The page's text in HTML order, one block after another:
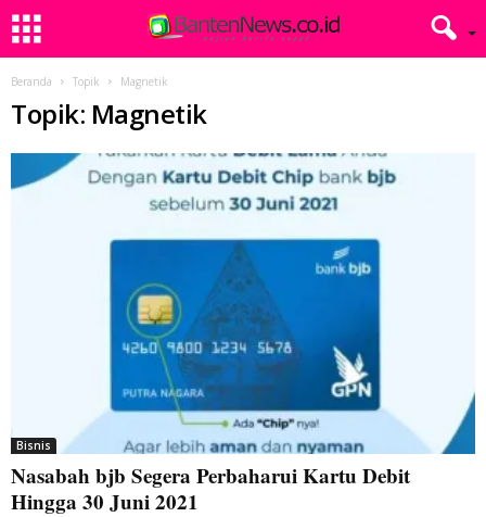
Beranda Topik Magnetik
Topik: Magnetik
Bisnis
Nasabah bjb Segera Perbaharui Kartu Debit
Hingga 30 Juni 2021